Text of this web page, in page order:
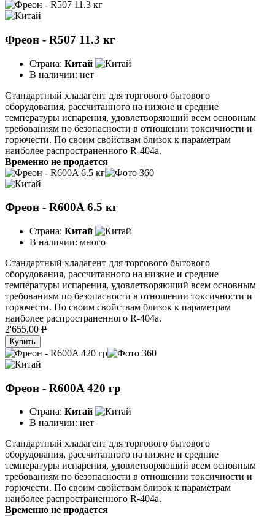
Фреон - R507 11.3 кг
Страна: Китай
В наличии: нет
Стандартный хладагент для торгового бытового
оборудования, рассчитанного на низкие и средние
температуры испарения, удовлетворяющий всем основным
требованиям по безопасности в отношении токсичности и
горючести. По своим свойствам близок к параметрам
наиболее распространенного R-404a.
Временно не продается
Фреон - R600A 6.5 кг
Страна: Китай
В наличии: много
Стандартный хладагент для торгового бытового
оборудования, рассчитанного на низкие и средние
температуры испарения, удовлетворяющий всем основным
требованиям по безопасности в отношении токсичности и
горючести. По своим свойствам близок к параметрам
наиболее распространенного R-404a.
2'655,00 P
Купить
Фреон - R600A 420 гр
Страна: Китай
В наличии: нет
Стандартный хладагент для торгового бытового
оборудования, рассчитанного на низкие и средние
температуры испарения, удовлетворяющий всем основным
требованиям по безопасности в отношении токсичности и
горючести. По своим свойствам близок к параметрам
наиболее распространенного R-404a.
Временно не продается